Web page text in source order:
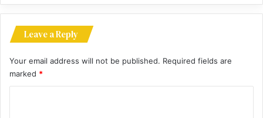
Leave a Reply
Your email address will not be published. Required fields are
marked *